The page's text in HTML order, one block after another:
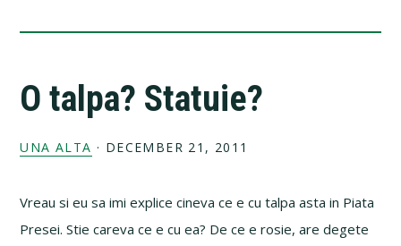
O talpa? Statuie?
UNA ALTA · DECEMBER 21, 2011
Vreau si eu sa imi explice cineva ce e cu talpa asta in Piata
Presei. Stie careva ce e cu ea? De ce e rosie, are degete